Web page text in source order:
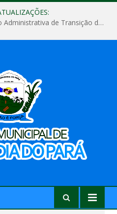
Relatório Final da Comisssão Administrativa de Transição de Mandato do Poder Legislativo do Município de Concórdia do Pará